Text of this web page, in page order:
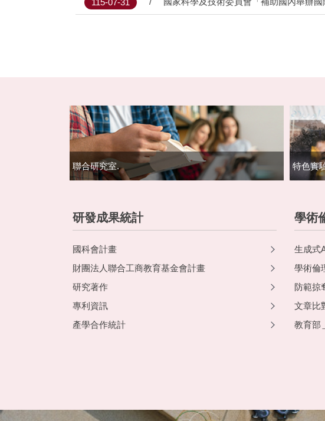
聯合研究室. 特色實
研發成果統計
國科會計畫
財團法人聯合工商教育基金會計畫
研究著作
專利資訊
產學合作統計
學術
生成式AI
學術倫
防範掠
文章比
教育部